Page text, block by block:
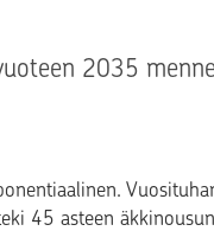
2035
45 asteen